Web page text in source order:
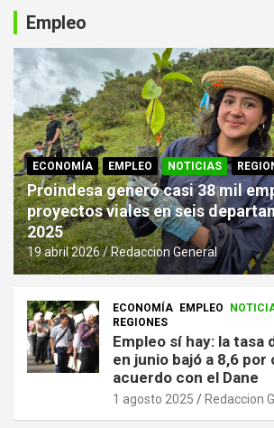
Empleo
ECONOMÍA EMPLEO NOTICIAS
Proindesa generó casi 38 mil
proyectos viales en seis
2025
19 abril 2026 Redaccion General
ECONOMÍA EMPLEO
REGIONES
Empleo sí hay: la tasa
en junio bajó a 8,6 por
acuerdo con el Dane
1 agosto 2025 Redaccion